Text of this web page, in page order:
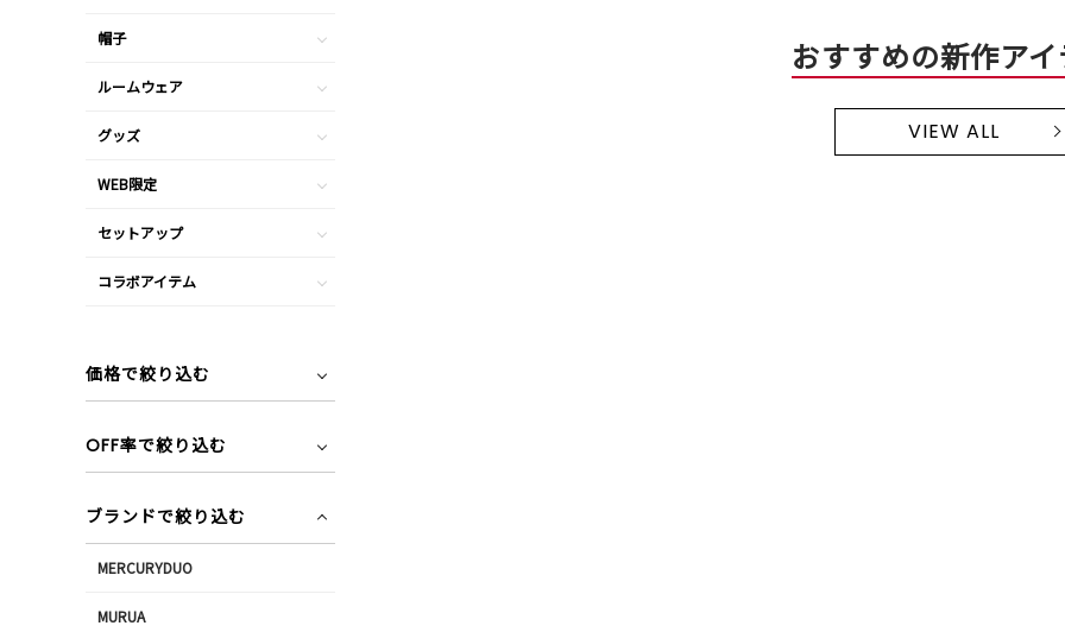
おすすめの新作ア
VIEW ALL
帽子
ルームウェア
グッズ
WEB限定
セットアップ
コラボアイテム
価格で絞り込む
OFF率で絞り込む
ブランドで絞り込む
MERCURYDUO
MURUA